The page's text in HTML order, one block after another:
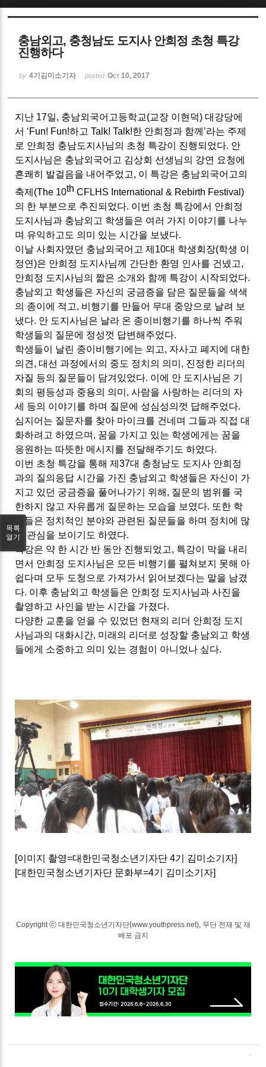
충남외고, 충청남도 도지사 안희정 초청 특강
진행하다
by 4기김미소기자 posted Oct 10, 2017
지난 17일, 충남외국어고등학교(교장 이현덕)대강당에
서 ‘Fun! Fun!하고Talk! Talk!한 안희정과 함께 ’라는 주제
로 안희정 충남도지사님의 초청 특강이 진행되었다. 안
도지사님은 충남외국어고 김상회 선생님의 강연 요청에
흔쾌히 발걸음을 내어주었고, 이 특강은 충남외국어고의
축제 (The 10th CFLHS International & Rebirth Festival)
의 한 부분으로 추진되었다. 이번 초청 특강에서 안희정
도지사님과 충남외고 학생들은 여러 가지 이야기를 나누
며 유익하고도 의미 있는 시간을 보냈다.
이날 사회자였던 충남외국어고 제 10대 학생회장(학생 이
정연)은 안희정 도지사님께 간단한 환영 인사를 건넸고,
안희정 도지사님의 짧은 소개와 함께 특강이 시작되었다.
충남외고 학생들은 자신의 궁금증을 담은 질문들을 색색
의 종이에 적고, 비행기를 만들어 무대 중앙으로 날려 보
냈다. 안 도지사님은 날라 온 종이비행기를 하나씩 주워
학생들의 질문에 정성껏 답변해주었다.
학생들이 날린 종이비행기에는 외고, 자사고 폐지에 대한
의견 ,대선 과정에서의 중도 정치의 의미 , 진정한 리더의
자질 등의 질문들이 담겨있었다. 이에 안 도지사님은 기
회의 평등성과 중용의 의미 ,사람을 사랑하는 리더의 자
세 등의 이야기를 하며 질문에 성심성의껏 답해주었다.
심지어는 질문자를 찾아 마이크를 건네며 그들과 직접 대
화하려고 하였으며 , 꿈을 가지고 있는 학생에게는 꿈을
응원하는 따뜻한 메시지를 전달해주기도 하였다.
이번 초청 특강을 통해 제37대 충청남도 도지사 안희정
과의 질의응답 시간을 가진 충남외고 학생들은 자신이 가
지고 있던 궁금증을 풀어나가기 위해 , 질문의 범위를 국
한하지 않고 자유롭게 질문하는 모습을 보였다. 또한 학
생들은 정치적인 분야와 관련된 질문들을 하며 정치에 많
은 관심을 보이기도 하였다.
특강은 약 한 시간 반 동안 진행되었고, 특강이 막을 내리
면서 안희정 도지사님은 모든 비행기를 펼쳐보지 못해 아
쉽다며 모두 도청으로 가져가서 읽어보겠다는 말을 남겼
다. 이후 충남외고 학생들은 안희정 도지사님과 사진을
촬영하고 사인을 받는 시간을 가졌다.
다양한 교훈을 얻을 수 있었던 현재의 리더 안희정 도지
사님과의 대화시간, 미래의 리더로 성장할 충남외고 학생
들에게 소중하고 의미 있는 경험이 아니었나 싶다.
[이미지 촬영=대한민국청소년기자단4기 김미소기자]
[대한민국청소년기자단 문화부=4기 김미소기자]
Copyright ⓒ 대한민국청소년기자단(www.youthpress.net), 무단 전재 및 재
배포 금지
목록
열기
Sketchbook5, 스케치북5
Sketchbook5, 스케치북5